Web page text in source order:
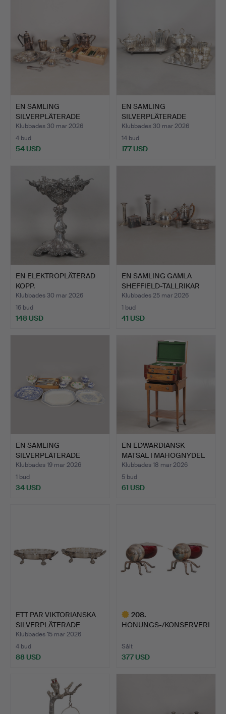
EN SAMLING
SILVERPLÄTERADE
VAROR (ANTAL).
Klubbades 30 mar 2026
4 bud
54 USD
EN SAMLING
SILVERPLÄTERADE
VAROR (ANTAL).
Klubbades 30 mar 2026
14 bud
177 USD
EN ELEKTROPLÄTERAD
KOPP.
Klubbades 30 mar 2026
16 bud
148 USD
EN SAMLING GAMLA
SHEFFIELD-TALLRIKAR
OCH P…
Klubbades 25 mar 2026
1 bud
41 USD
EN SAMLING
SILVERPLÄTERADE
VAROR, WEDGWOOD…
Klubbades 19 mar 2026
1 bud
34 USD
EN EDWARDIANSK
MATSAL I MAHOGNYDEL
AV SILV…
Klubbades 18 mar 2026
5 bud
61 USD
ETT PAR VIKTORIANSKA
SILVERPLÄTERADE
VÄRME…
Klubbades 15 mar 2026
4 bud
88 USD
208.
HONUNGS-/KONSERVERI
NYSI…
Sålt
377 USD